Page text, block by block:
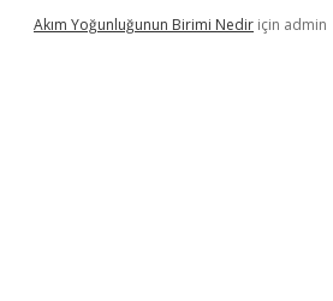
Akım Yoğunluğunun Birimi Nedir için admin